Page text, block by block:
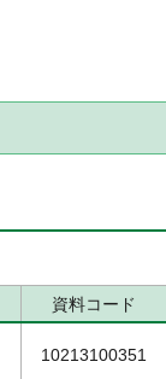
資料コード
10213100351